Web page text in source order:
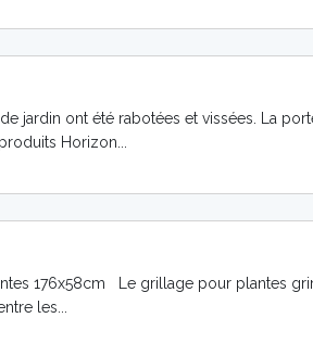
jardin ont été rabotées et vissées. La
Horizon...
176x58cm Le grillage pour plantes
les...